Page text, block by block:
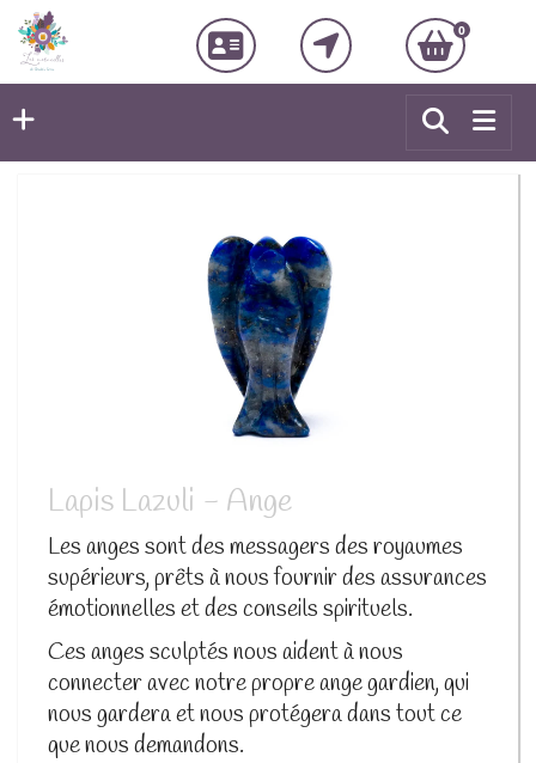
0
Lapis Lazuli - Ange
Les anges sont des messagers des royaumes
supérieurs, prêts à nous fournir des assurances
émotionnelles et des conseils spirituels.
Ces anges sculptés nous aident à nous
connecter avec notre propre ange gardien, qui
nous gardera et nous protégera dans tout ce
que nous demandons.